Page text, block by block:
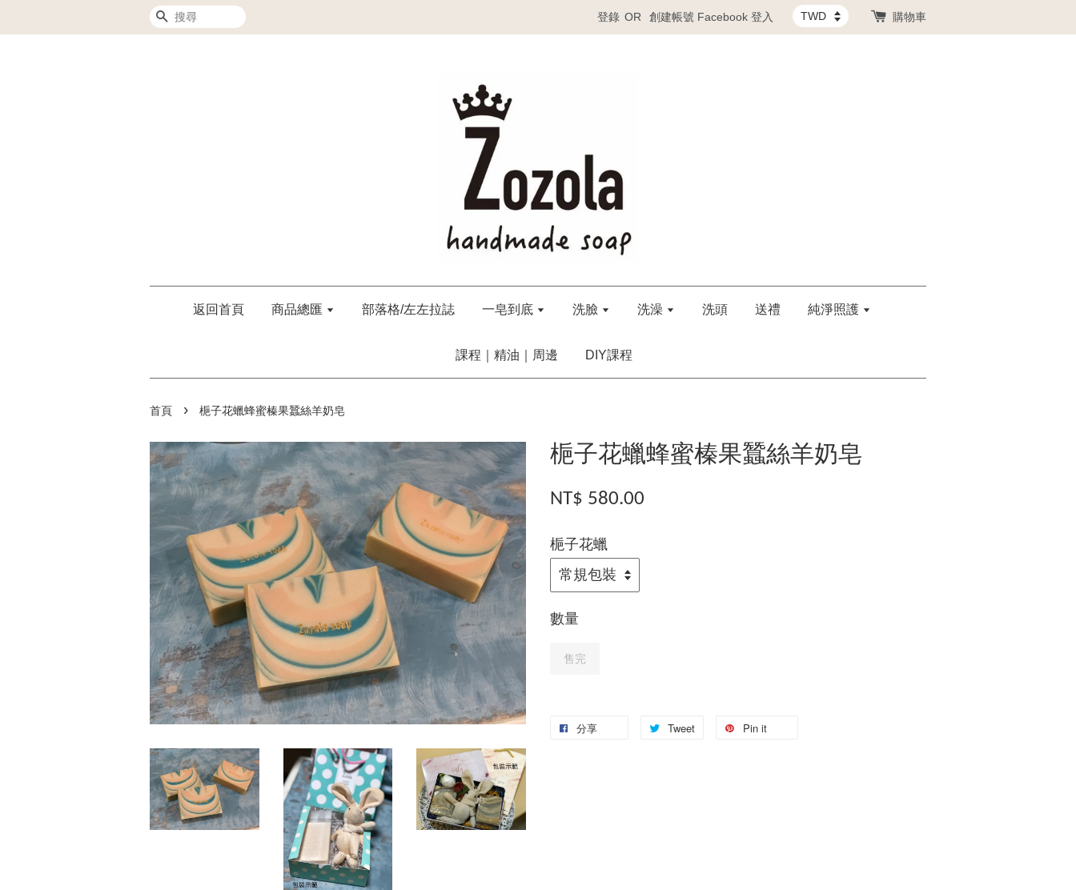
搜尋 登錄 OR 創建帳號 Facebook 登入 購物車
返回首頁 商品總匯 部落格/左左拉誌 一皂到底 洗臉 洗澡 洗頭 送禮 純淨照護
課程｜精油｜周邊 DIY課程
首頁 › 梔子花蠟蜂蜜榛果蠶絲羊奶皂
梔子花蠟蜂蜜榛果蠶絲羊奶皂
NT$ 580.00
梔子花蠟
數量
售完
分享 Tweet Pin it